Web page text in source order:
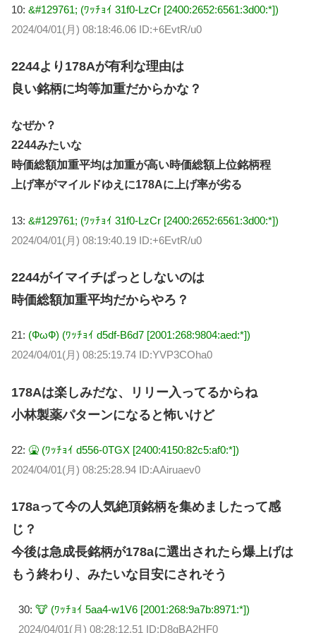
10: &#129761; (ﾜｯﾁｮｲ 31f0-LzCr [2400:2652:6561:3d00:*])
2024/04/01(月) 08:18:46.06 ID:+6EvtR/u0
2244より178Aが有利な理由は
良い銘柄に均等加重だからかな？
なぜか？
2244みたいな
時価総額加重平均は加重が高い時価総額上位銘柄程
上げ率がマイルドゆえに178Aに上げ率が劣る
13: &#129761; (ﾜｯﾁｮｲ 31f0-LzCr [2400:2652:6561:3d00:*])
2024/04/01(月) 08:19:40.19 ID:+6EvtR/u0
2244がイマイチぱっとしないのは
時価総額加重平均だからやろ？
21: (ФωФ) (ﾜｯﾁｮｲ d5df-B6d7 [2001:268:9804:aed:*])
2024/04/01(月) 08:25:19.74 ID:YVP3COha0
178Aは楽しみだな、リリー入ってるからね
小林製薬パターンになると怖いけど
22: 🤮 (ﾜｯﾁｮｲ d556-0TGX [2400:4150:82c5:af0:*])
2024/04/01(月) 08:25:28.94 ID:AAiruaev0
178aって今の人気絶頂銘柄を集めましたって感
じ？
今後は急成長銘柄が178aに選出されたら爆上げは
もう終わり、みたいな目安にされそう
30: 🐮 (ﾜｯﾁｮｲ 5aa4-w1V6 [2001:268:9a7b:8971:*])
2024/04/01(月) 08:28:12.51 ID:D8gBA2HF0